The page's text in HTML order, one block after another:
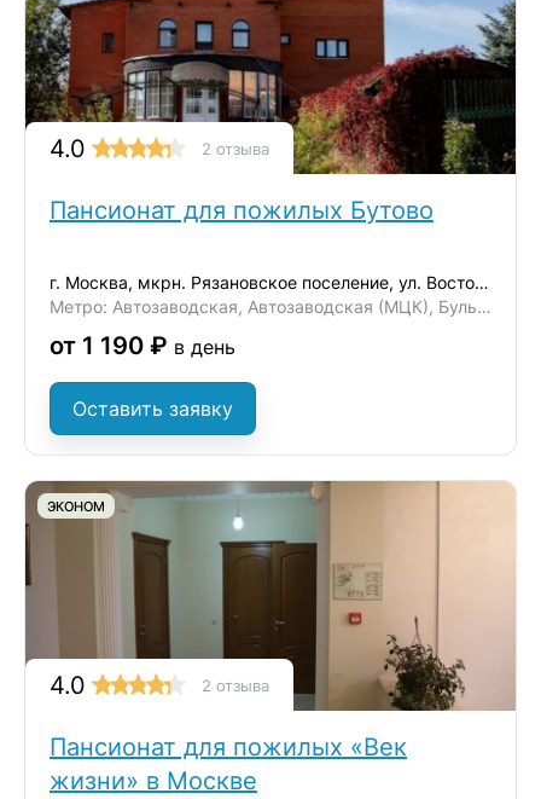
4.0 2 отзыва
Пансионат для пожилых Бутово
г. Москва, мкрн. Рязановское поселение, ул. Восточная, д. 6
Метро: Автозаводская, Автозаводская (МЦК), Бульвар Дмитрия Донского
от 1 190 ₽ в день
Оставить заявку
ЭКОНОМ
4.0 2 отзыва
Пансионат для пожилых «Век
жизни» в Москве